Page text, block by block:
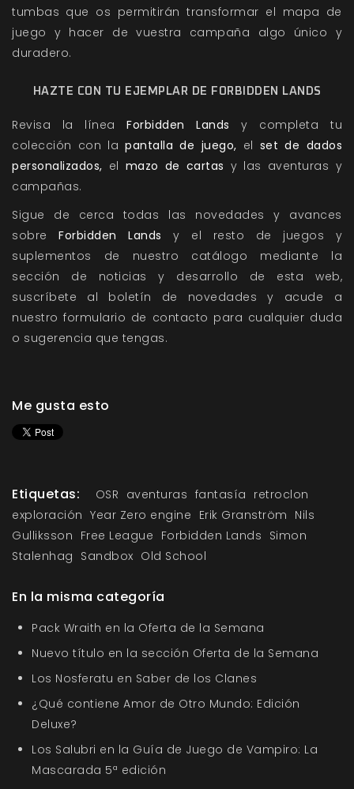
tumbas que os permitirán transformar el mapa de
juego y hacer de vuestra campaña algo único y
duradero.
HAZTE CON TU EJEMPLAR DE FORBIDDEN LANDS
Revisa la líneaForbidden Lands
y completa tu
colección con lapantalla de juego, el set de dados
personalizados, el mazo de cartas y las aventuras y
campañas.
Sigue de cerca todas las novedades y avances
sobre Forbidden Lands
y el resto de juegos y
suplementos de nuestro catálogo mediante la
sección de noticias y desarrollo de esta web,
suscríbete al boletín de novedades y acude a
nuestroformulario de contacto para cualquier duda
o sugerencia que tengas.
Me gusta esto
Etiquetas: OSR aventuras fantasía retroclon
exploración Year Zero engine Erik Granström Nils
Gulliksson Free League Forbidden Lands Simon
Stalenhag Sandbox Old School
En la misma categoría
Pack Wraith en la Oferta de la Semana
Nuevo título en la sección Oferta de la Semana
Los Nosferatu en Saber de los Clanes
¿Qué contiene Amor de Otro Mundo: Edición
Deluxe?
Los Salubri en la Guía de Juego de Vampiro: La
Mascarada 5ª edición